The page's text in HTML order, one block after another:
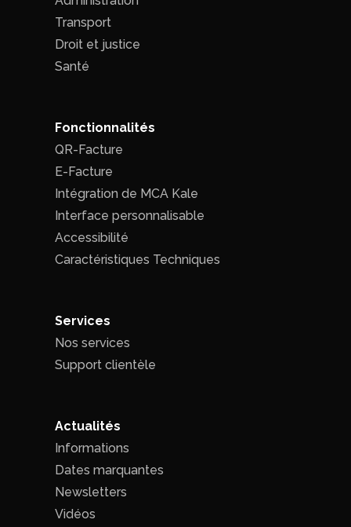
Transport
Droit et justice
Santé
Fonctionnalités
QR-Facture
E-Facture
Intégration de MCA Kale
Interface personnalisable
Accessibilité
Caractéristiques Techniques
Services
Nos services
Support clientèle
Actualités
Informations
Dates marquantes
Newsletters
Vidéos